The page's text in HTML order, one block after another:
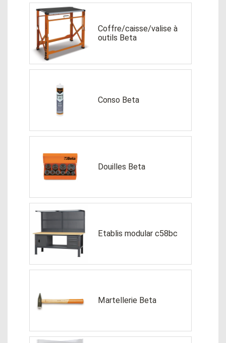
Coffre/caisse/valise à
outils Beta
Conso Beta
Douilles Beta
Etablis modular c58bc
Martellerie Beta